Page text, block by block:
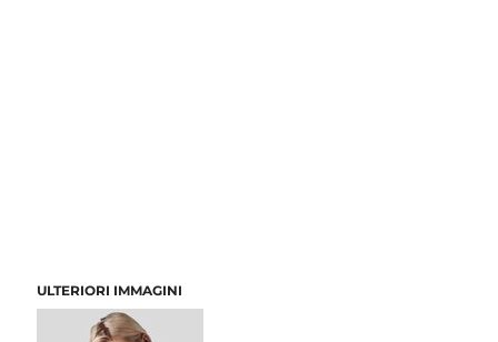
ULTERIORI IMMAGINI